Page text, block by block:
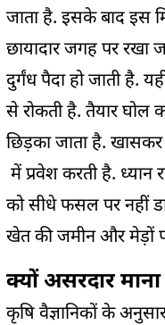
जाता है. इसके बाद इस
छायादार जगह पर रखा
दुर्गंध पैदा हो जाती है.
से रोकती है. तैयार घोल
छिड़का जाता है.
में प्रवेश करती है.
को सीधे फसल पर नहीं
खेत की जमीन और मेड़ों
क्यों असरदार
कृषि वैज्ञानिकों के